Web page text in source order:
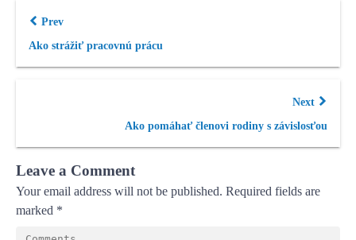
Prev
Ako strážiť pracovnú prácu
Next
Ako pomáhať členovi rodiny s závislosťou
Leave a Comment
Your email address will not be published. Required fields are
marked *